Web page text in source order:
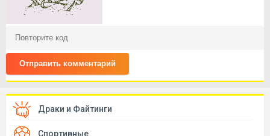
Отправить комментарий
Драки и Файтинги
Спортивные